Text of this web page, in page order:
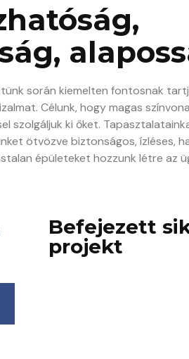
során kiemelten fontosnak
Célunk, hogy magas
szolgáljuk ki őket.
ötvözve biztonságos, ízléses,
épületeket hozzunk létre az
Befejezett
projekt